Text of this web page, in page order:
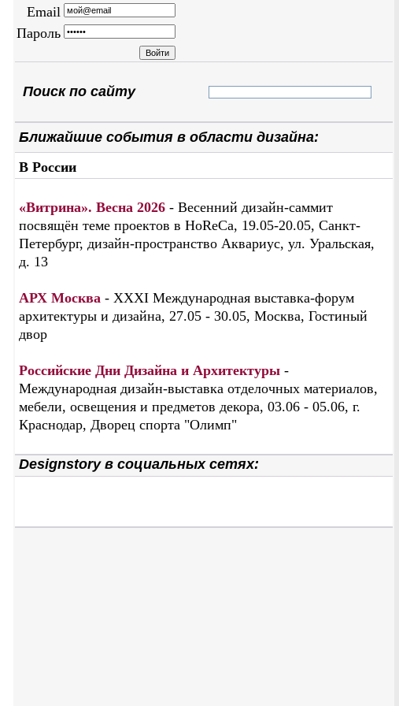
Email
Пароль
Поиск по сайту
Ближайшие события в области дизайна:
В России
«Витрина». Весна 2026 - Весенний дизайн-саммит
посвящён теме проектов в HoReCa, 19.05-20.05, Санкт-
Петербург, дизайн-пространство Аквариус, ул. Уральская,
д. 13
АРХ Москва - XXXI Международная выставка-форум
архитектуры и дизайна, 27.05 - 30.05, Москва, Гостиный
двор
Российские Дни Дизайна и Архитектуры -
Международная дизайн-выставка отделочных материалов,
мебели, освещения и предметов декора, 03.06 - 05.06, г.
Краснодар, Дворец спорта "Олимп"
Designstory в социальных сетях: